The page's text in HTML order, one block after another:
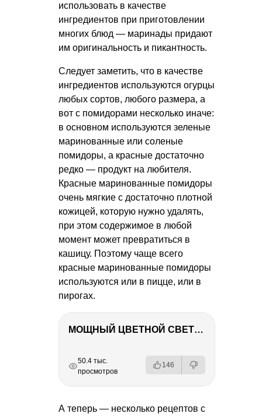
использовать в качестве
ингредиентов при приготовлении
многих блюд — маринады придают
им оригинальность и пикантность.
Следует заметить, что в качестве
ингредиентов используются огурцы
любых сортов, любого размера, а
вот с помидорами несколько иначе:
в основном используются зеленые
маринованные или соленые
помидоры, а красные достаточно
редко — продукт на любителя.
Красные маринованные помидоры
очень мягкие с достаточно плотной
кожицей, которую нужно удалять,
при этом содержимое в любой
момент может превратиться в
кашицу. Поэтому чаще всего
красные маринованные помидоры
используются или в пицце, или в
пирогах.
МОЩНЫЙ ЦВЕТНОЙ СВЕТ – NANLITE FC-500C
РЕКЛАМА
РЕКЛАМА
РЕКЛАМА
РЕКЛАМА
50.4 тыс.
просмотров
146
А теперь — несколько рецептов с